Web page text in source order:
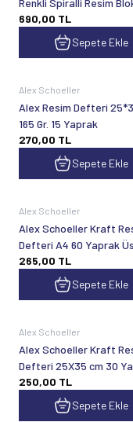
Renkli Spiralli Resim
35x50
690,00 TL
Sepete Ekle
Alex Schoeller
Alex Resim Defteri
165 Gr. 15 Yaprak
270,00 TL
Sepete Ekle
Alex Schoeller
Alex Schoeller Kraft
Defteri A4 60 Yaprak
265,00 TL
Sepete Ekle
Alex Schoeller
Alex Schoeller Kraft
Defteri 25X35 cm 30
250,00 TL
Sepete Ekle